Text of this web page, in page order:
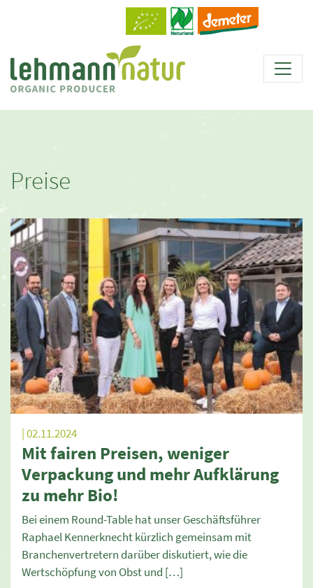
Preise
| 02.11.2024
Mit fairen Preisen, weniger
Verpackung und mehr Aufklärung
zu mehr Bio!
Bei einem Round-Table hat unser Geschäftsführer
Raphael Kennerknecht kürzlich gemeinsam mit
Branchenvertretern darüber diskutiert, wie die
Wertschöpfung von Obst und […]